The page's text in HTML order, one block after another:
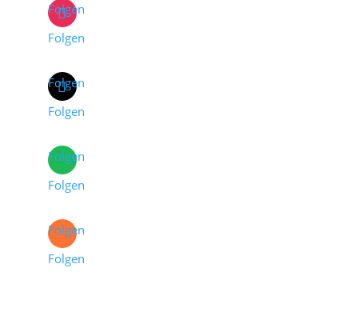
Folgen
Folgen
Folgen
Folgen
Folgen
Folgen
Folgen
Folgen